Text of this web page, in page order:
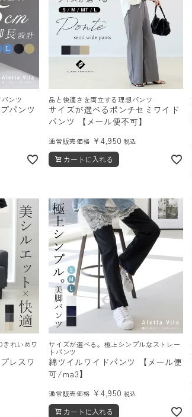
ンツ
パンツ
品と快適さを両立する理想パンツ
サイズが選べるポンチセミワイド
パンツ 【メール便不可】
通常販売価格 ¥4,950 税込
カートに入れる
れいめワ
レスワ
サイズが選べる。極上シンプルなストレー
トパンツ
綿ツイルワイドパンツ 【メール便
可/ma3】
通常販売価格 ¥4,950 税込
カートに入れる